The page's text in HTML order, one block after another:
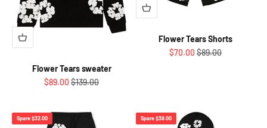
Flower Tears sweater
Angebot
$89.00 Regulärer Preis
$139.00
Flower Tears Shorts
Angebot
$70.00 Regulärer Preis
$89.00
Spare $32.00 Spare $38.00